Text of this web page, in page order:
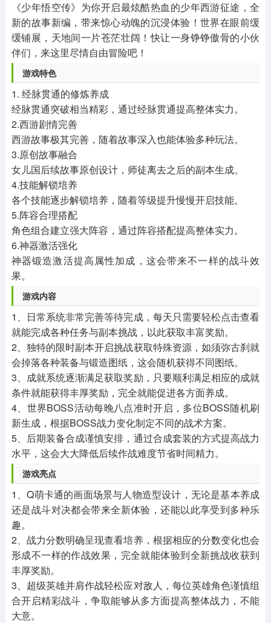
《少年悟空传》为你开启最炫酷热血的少年西游征途，全
新的故事新编，带来惊心动魄的沉浸体验！世界在眼前缓
缓铺展，天地间一片苍茫壮阔！快让一身铮铮傲骨的小伙
伴们，来这里尽情自由冒险吧！
游戏特色
1. 经脉贯通的修炼养成
经脉贯通突破相当精彩，通过经脉贯通提高整体实力。
2.西游剧情完善
西游故事极其完善，随着故事深入也能体验多种玩法。
3.原创故事融合
女儿国后续故事原创设计，师徒离去之后的副本生成。
4.技能解锁培养
各个技能逐步解锁培养，随着等级提升慢慢开启技能。
5.阵容合理搭配
角色组合建立强大阵容，通过阵容搭配提高整体实力。
6.神器激活强化
神器锻造激活提高属性加成，这会带来不一样的战斗效
果。
游戏内容
1、日常系统非常完善等待完成，每天只需要轻松点击查看
就能完成各种任务与副本挑战，以此获取丰富奖励。
2、独特的限时副本开启挑战获取特殊资源，如须弥古刹就
会掉落各种装备与锻造图纸，这会随机获得不同图纸。
3、成就系统逐渐满足获取奖励，只要顺利满足相应的成就
条件就能获得丰厚奖励，完全就能促进各方面养成。
4、世界BOSS活动每晚八点准时开启，多位BOSS随机刷
新生成，根据BOSS战力变化制定不同的战术方案。
5、后期装备合成谨慎安排，通过合成套装的方式提高战力
水平，这会大大降低后续作战难度节省时间精力。
游戏亮点
1、Q萌卡通的画面场景与人物造型设计，无论是基本养成
还是战斗对决都会带来全新体验，还能以此享受到多种乐
趣。
2、战力分数明确呈现查看培养，根据相应的分数变化也会
形成不一样的作战效果，完全就能体验到全新挑战收获到
丰厚奖励。
3、超级英雄并肩作战轻松应对敌人，每位英雄角色谨慎组
合开启精彩战斗，争取能够从多方面提高整体战力，不能
大意。